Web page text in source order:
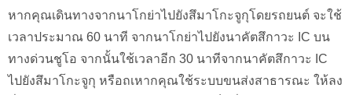
หากคุณเดินทางจากนาโกย่าไปยังสึมาโกะจูกุโดยรถยนต์ จะใช้
เวลาประมาณ 60 นาที จากนาโกย่าไปยังนาคัตสึกาวะ IC บน
ทางด่วนชูโอ จากนั้นใช้เวลาอีก 30 นาทีจากนาคัตสึกาวะ IC
ไปยังสึมาโกะจูกุ หรือถเหากคุณใช้ระบบขนส่งสาธารณะ ให้ลง